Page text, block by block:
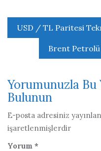
Yazı
gezinmesi
USD / TL Paritesi
Brent Petrolü
Yorumunuzla Bu
Bulunun
E-posta adresiniz
işaretlenmişlerdir
Yorum *